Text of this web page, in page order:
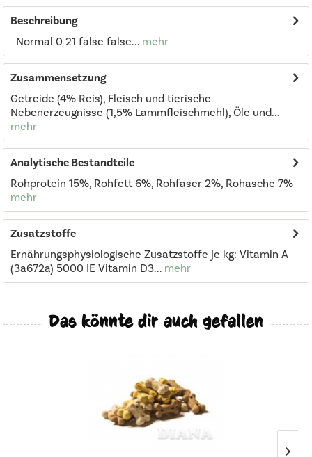
Beschreibung
Normal 0 21 false false... mehr
Zusammensetzung
Getreide (4% Reis), Fleisch und tierische
Nebenerzeugnisse (1,5% Lammfleischmehl), Öle und...
mehr
Analytische Bestandteile
Rohprotein 15%, Rohfett 6%, Rohfaser 2%, Rohasche 7%
mehr
Zusatzstoffe
Ernährungsphysiologische Zusatzstoffe je kg: Vitamin A
(3a672a) 5000 IE Vitamin D3... mehr
Das könnte dir auch gefallen